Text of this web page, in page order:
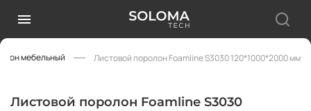
мебельный Листовой поролон Foamline S3030 120*1000*2000 мм
Листовой поролон Foamline S3030